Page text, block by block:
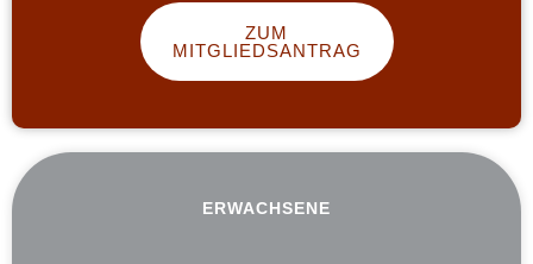
ZUM
MITGLIEDSANTRAG
ERWACHSENE